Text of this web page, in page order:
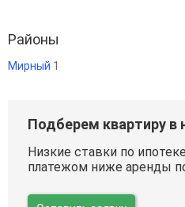
Районы
Мирный 1
Подберем квартиру в
Низкие ставки по
платежом ниже аренды